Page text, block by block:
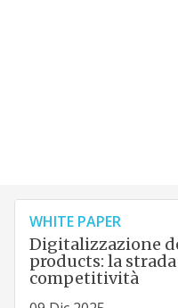
WHITE PAPER
Digitalizzazione
products: la
competitività